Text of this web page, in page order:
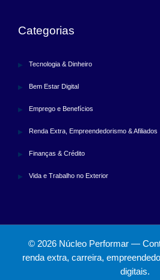
Categorias
Tecnologia & Dinheiro
Bem Estar Digital
Emprego e Benefícios
Renda Extra, Empreendedorismo & Afiliados
Finanças & Crédito
Vida e Trabalho no Exterior
© 2026 Núcleo Performar —
renda extra, carreira,
digitais.